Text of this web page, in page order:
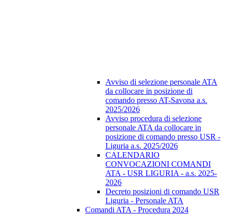
Avviso di selezione personale ATA
da collocare in posizione di
comando presso AT-Savona a.s.
2025/2026
Avviso procedura di selezione
personale ATA da collocare in
posizione di comando presso USR -
Liguria a.s. 2025/2026
CALENDARIO
CONVOCAZIONI COMANDI
ATA - USR LIGURIA - a.s. 2025-
2026
Decreto posizioni di comando USR
Liguria - Personale ATA
Comandi ATA - Procedura 2024